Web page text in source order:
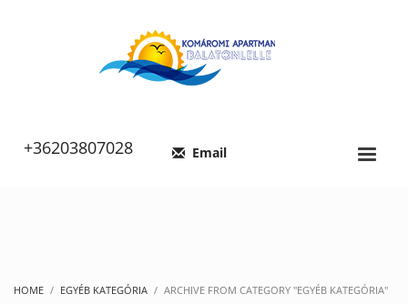
+36203807028 Email
HOME EGYÉB KATEGÓRIA ARCHIVE FROM CATEGORY "EGYÉB KATEGÓRIA"